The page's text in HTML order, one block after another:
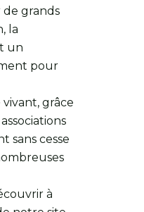
de grands
la
un
pour
grâce
sans cesse
à